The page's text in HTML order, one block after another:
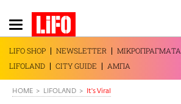
Παράκαμψη
προς
το
κυρίως
περιεχόμενο
LIFO SHOP NEWSLETTER ΜΙΚΡΟΠΡΑΓΜΑΤΑ
LIFOLAND
CITY GUIDE ΑΜΠΑ
HOME LIFOLAND It's Viral